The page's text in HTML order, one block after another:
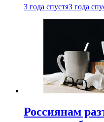
3 года спустя3 года
Россиянам